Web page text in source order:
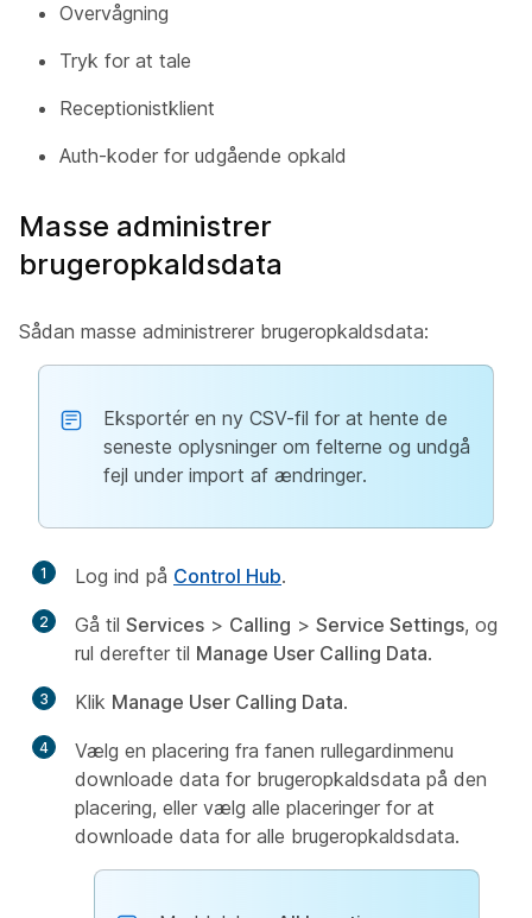
Overvågning
Tryk for at tale
Receptionistklient
Auth-koder for udgående opkald
Masse administrer
brugeropkaldsdata
Sådan masse administrerer brugeropkaldsdata:
Eksportér en ny CSV-fil for at hente de
seneste oplysninger om felterne og undgå
fejl under import af ændringer.
1 Log ind på Control Hub.
2 Gå til Services > Calling > Service Settings, og
rul derefter til Manage User Calling Data.
3 Klik Manage User Calling Data.
4
Vælg en placering fra fanen rullegardinmenu
downloade data for brugeropkaldsdata på den
placering, eller vælg alle placeringer for at
downloade data for alle brugeropkaldsdata.